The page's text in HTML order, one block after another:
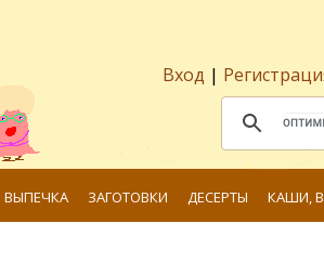
Вход |
ВЫПЕЧКА ЗАГОТОВКИ ДЕСЕРТЫ КАШИ,